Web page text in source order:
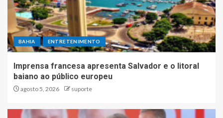
BAHIA ENTRETENIMENTO
Imprensa francesa apresenta Salvador e o litoral
baiano ao público europeu
agosto 5, 2026 suporte